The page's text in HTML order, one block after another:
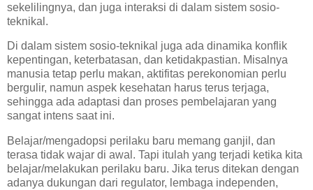
sekelilingnya, dan juga interaksi di dalam sistem sosio-
teknikal.
Di dalam sistem sosio-teknikal juga ada dinamika konflik
kepentingan, keterbatasan, dan ketidakpastian. Misalnya
manusia tetap perlu makan, aktifitas perekonomian perlu
bergulir, namun aspek kesehatan harus terus terjaga,
sehingga ada adaptasi dan proses pembelajaran yang
sangat intens saat ini.
Belajar/mengadopsi perilaku baru memang ganjil, dan
terasa tidak wajar di awal. Tapi itulah yang terjadi ketika kita
belajar/melakukan perilaku baru. Jika terus ditekan dengan
adanya dukungan dari regulator, lembaga independen,